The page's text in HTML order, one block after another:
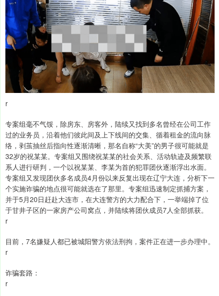
r
专案组毫不气馁，除房东、房客外，陆续又找到多名曾经在公司工作
过的业务员，沿着他们彼此间及上下线间的交集、循着租金的流向脉
络，剥茧抽丝后指向性逐渐清晰，那名自称“大美”的男子很可能就是
32岁的祝某某。专案组又围绕祝某某的社会关系、活动轨迹及频繁联
系人进行研判，一个以祝某某、李某为首的犯罪团伙逐渐浮出水面。
专案组又发现团伙多名成员4月份以来反复出现在辽宁大连，分析下一
个实施诈骗的地点很可能就选在了那里。专案组迅速制定抓捕方案，
并于5月20日赶赴大连市，在大连警方的大力配合下，一举端掉了位
于甘井子区的一家房产公司窝点，并陆续将团伙成员7人全部抓获。
r
目前，7名嫌疑人都已被城阳警方依法刑拘，案件正在进一步办理中。
r
诈骗套路：
r